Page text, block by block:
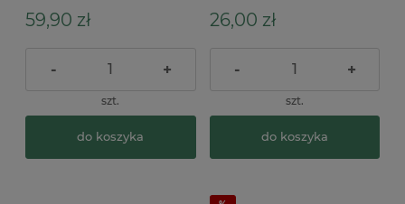
59,90 zł
- +
szt.
do koszyka
26,00 zł
- +
szt.
do koszyka